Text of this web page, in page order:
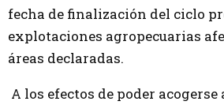
fecha de finalización del ciclo
explotaciones agropecuarias
áreas declaradas.
A los efectos de poder acogerse